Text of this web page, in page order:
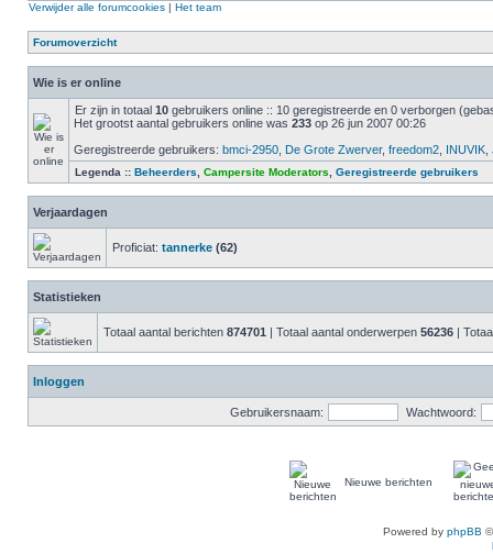
Verwijder alle forumcookies | Het team
Forumoverzicht
Wie is er online
Er zijn in totaal 10 gebruikers online :: 10 geregistreerde en 0 verborgen
Het grootst aantal gebruikers online was 233 op 26 jun 2007 00:26
Geregistreerde gebruikers: bmci-2950 De Grote Zwerver, freedom2 INUVIK
Legenda :: Beheerders Campersite Moderators Geregistreerde gebruikers
Verjaardagen
Proficiat: tannerke (62)
Statistieken
Totaal aantal berichten 874701 | Totaal aantal onderwerpen 56236 |
Inloggen
Gebruikersnaam: Wachtwoord:
Nieuwe berichten
Powered by phpBB